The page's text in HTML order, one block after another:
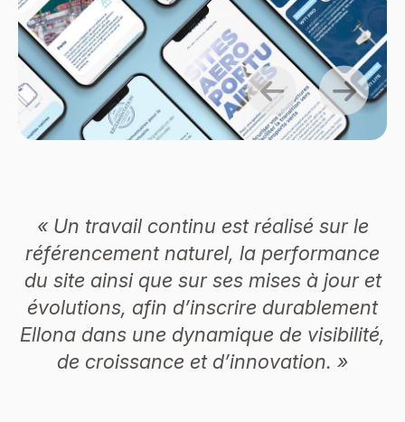
« Un travail continu est réalisé sur le
référencement naturel, la performance
du site ainsi que sur ses mises à jour et
évolutions, afin d’inscrire durablement
Ellona dans une dynamique de visibilité,
de croissance et d’innovation. »